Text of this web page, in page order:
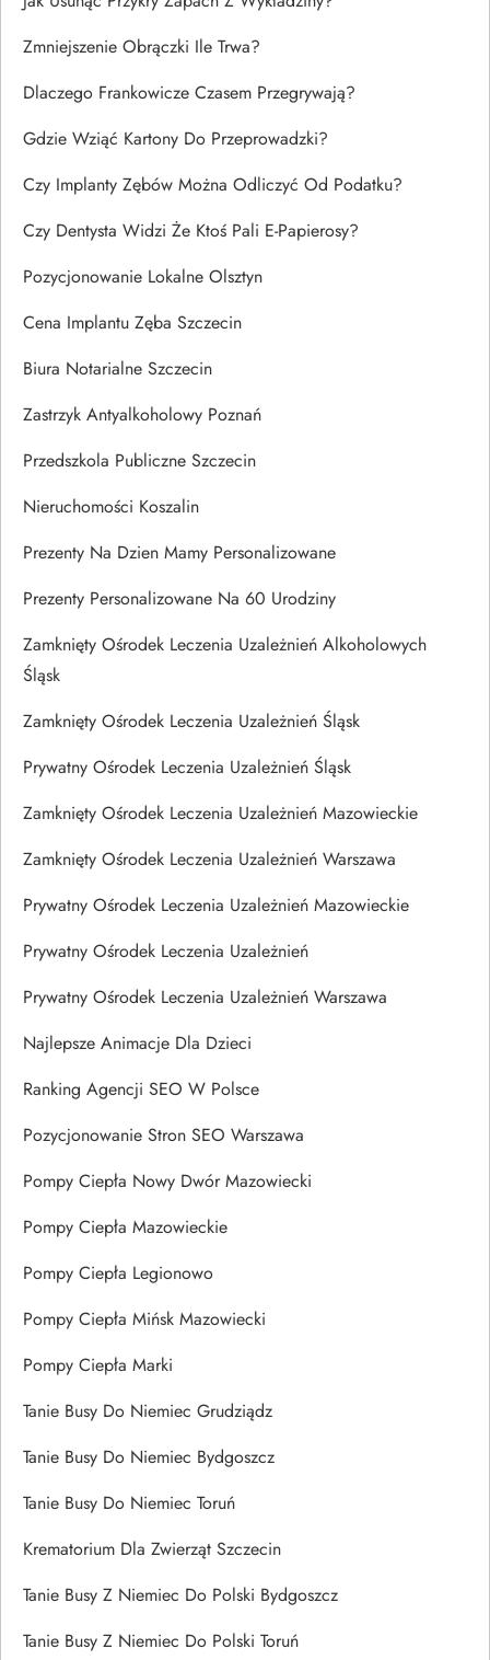
Zmniejszenie Obrączki Ile Trwa?
Dlaczego Frankowicze Czasem Przegrywają?
Gdzie Wziąć Kartony Do Przeprowadzki?
Czy Implanty Zębów Można Odliczyć Od Podatku?
Czy Dentysta Widzi Że Ktoś Pali E-Papierosy?
Pozycjonowanie Lokalne Olsztyn
Cena Implantu Zęba Szczecin
Biura Notarialne Szczecin
Zastrzyk Antyalkoholowy Poznań
Przedszkola Publiczne Szczecin
Nieruchomości Koszalin
Prezenty Na Dzien Mamy Personalizowane
Prezenty Personalizowane Na 60 Urodziny
Zamknięty Ośrodek Leczenia Uzależnień Alkoholowych
Śląsk
Zamknięty Ośrodek Leczenia Uzależnień Śląsk
Prywatny Ośrodek Leczenia Uzależnień Śląsk
Zamknięty Ośrodek Leczenia Uzależnień Mazowieckie
Zamknięty Ośrodek Leczenia Uzależnień Warszawa
Prywatny Ośrodek Leczenia Uzależnień Mazowieckie
Prywatny Ośrodek Leczenia Uzależnień
Prywatny Ośrodek Leczenia Uzależnień Warszawa
Najlepsze Animacje Dla Dzieci
Ranking Agencji SEO W Polsce
Pozycjonowanie Stron SEO Warszawa
Pompy Ciepła Nowy Dwór Mazowiecki
Pompy Ciepła Mazowieckie
Pompy Ciepła Legionowo
Pompy Ciepła Mińsk Mazowiecki
Pompy Ciepła Marki
Tanie Busy Do Niemiec Grudziądz
Tanie Busy Do Niemiec Bydgoszcz
Tanie Busy Do Niemiec Toruń
Krematorium Dla Zwierząt Szczecin
Tanie Busy Z Niemiec Do Polski Bydgoszcz
Tanie Busy Z Niemiec Do Polski Toruń